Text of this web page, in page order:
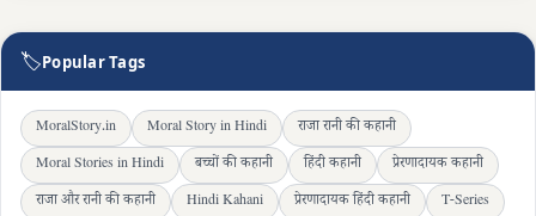
🏷Popular Tags
MoralStory.in Moral Story in Hindi
राजा रानी की कहानी
Moral Stories in Hindi
बच्चों की कहानी हिंदी कहानी
प्रेरणादायक कहानी
राजा और रानी की कहानी
Hindi Kahani प्रेरणादायक हिंदी कहानी
T-Series